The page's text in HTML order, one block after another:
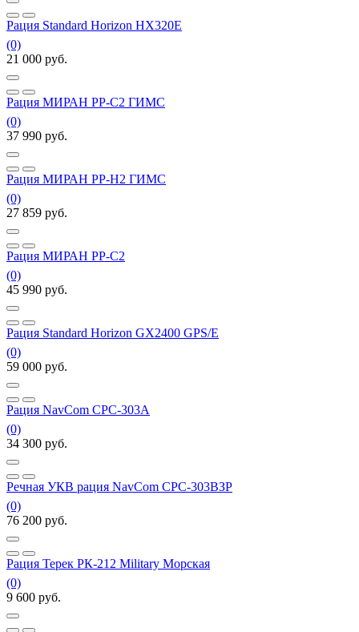
Рация Standard Horizon HX320E
(0)
21 000 руб.
Рация МИРАН РР-С2 ГИМС
(0)
37 990 руб.
Рация МИРАН РР-Н2 ГИМС
(0)
27 859 руб.
Рация МИРАН РР-С2
(0)
45 990 руб.
Рация Standard Horizon GX2400 GPS/E
(0)
59 000 руб.
Рация NavCom СРC-303А
(0)
34 300 руб.
Речная УКВ рация NavCom СРС-303ВЗР
(0)
76 200 руб.
Рация Терек РК-212 Military Морская
(0)
9 600 руб.